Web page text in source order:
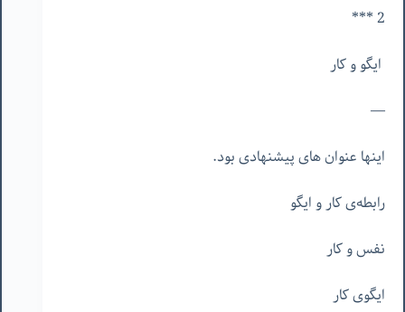
2 ***
ایگو و کار
—
اینها عنوان های پیشنهادی بود.
رابطه‌ی کار و ایگو
نفس و کار
ایگوی کار